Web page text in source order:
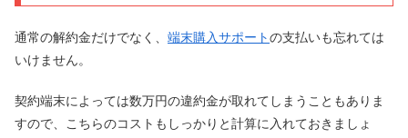
通常の解約金だけでなく、 端末購入サポートの支払いも忘れては
いけません。
契約端末によっては数万円の違約金が取れてしまうこともありま
すので、こちらのコストもしっかりと計算に入れておきましょ